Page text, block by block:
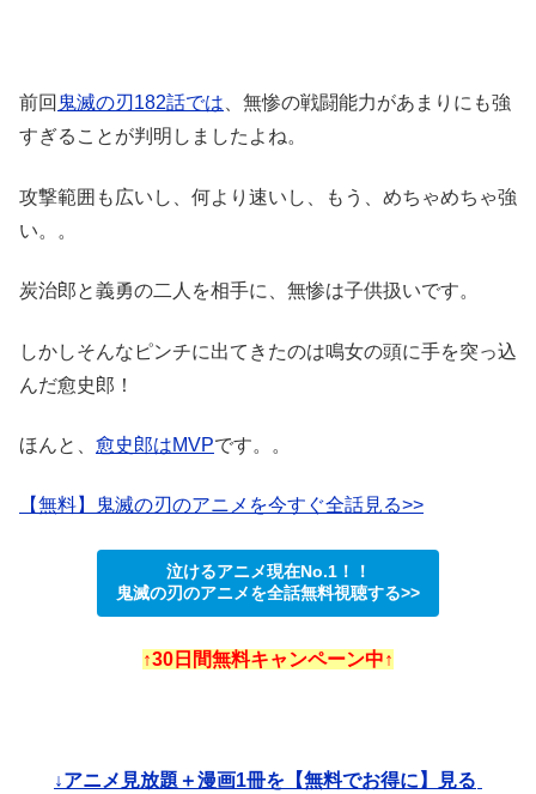
前回 鬼滅の刃182話では 、無惨の戦闘能力があまりにも強
すぎることが判明しましたよね。
攻撃範囲も広いし、何より速いし、もう、めちゃめちゃ強
い。。
炭治郎と義勇の二人を相手に、無惨は子供扱いです。
しかしそんなピンチに出てきたのは鳴女の頭に手を突っ込
んだ愈史郎！
ほんと、 愈史郎はMVPです。。
【無料】鬼滅の刃のアニメを今すぐ全話見る>>
泣けるアニメ現在No.1！！
鬼滅の刃のアニメを全話無料視聴する>>
↑30日間無料キャンペーン中↑
↓アニメ見放題＋漫画1冊を【無料でお得に】見る